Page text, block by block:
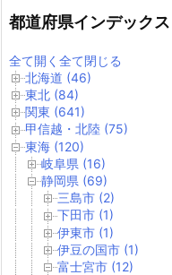
都道府県インデックス
全て開く 全て閉じる
北海道 (46)
東北 (84)
関東 (641)
甲信越・北陸 (75)
東海 (120)
岐阜県 (16)
静岡県 (69)
三島市 (2)
下田市 (1)
伊東市 (1)
伊豆の国市 (1)
富士宮市 (12)